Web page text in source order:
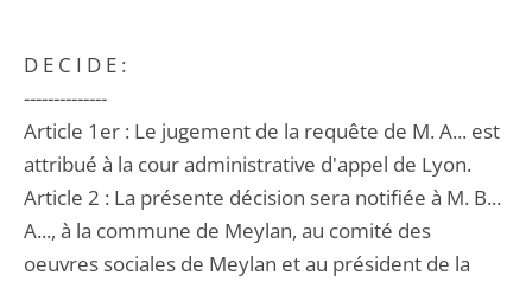
D E C I D E :
--------------
Article 1er : Le jugement de la requête de M. A... est
attribué à la cour administrative d'appel de Lyon.
Article 2 : La présente décision sera notifiée à M. B...
A..., à la commune de Meylan, au comité des
oeuvres sociales de Meylan et au président de la